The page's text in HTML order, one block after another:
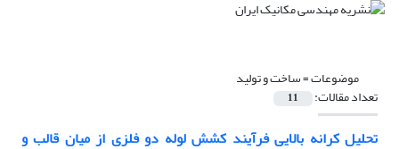
موضوعات =ساخت و تولید
تعداد مقالات: 11
تحلیل کرانه بالایی فرآیند کشش لوله دو فلزی از میان قالب و